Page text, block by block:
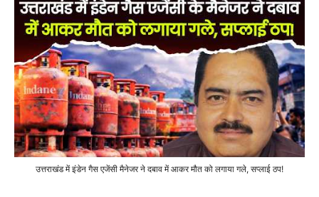
उत्तराखंड में इंडेन गैस एजेंसी मैनेजर ने दबाव में आकर मौत को लगाया गले, सप्लाई ठप!